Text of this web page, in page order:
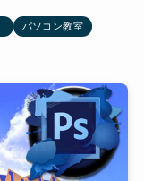
パソコン教室